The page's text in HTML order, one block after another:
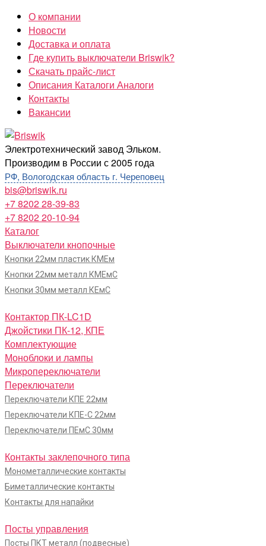
Перейти
содержимому
О компании
Новости
Доставка и оплата
Где купить выключатели Briswik?
Скачать прайс-лист
Описания Каталоги Аналоги
Контакты
Вакансии
Briswik
Электротехнический завод Эльком.
Производим в России с 2005 года
РФ, Вологодская область г. Череповец
bis@briswik.ru
+7 8202 28-39-83
+7 8202 20-10-94
Каталог
Выключатели кнопочные
Кнопки 22мм пластик КМЕм
Кнопки 22мм металл КМЕмС
Кнопки 30мм металл КЕмС
Контактор ПК-LC1D
Джойстики ПК-12, КПЕ
Комплектующие
Моноблоки и лампы
Микропереключатели
Переключатели
Переключатели КПЕ 22мм
Переключатели КПЕ-С 22мм
Переключатели ПЕмС 30мм
Контакты заклепочного типа
Монометаллические контакты
Биметаллические контакты
Контакты для напайки
Посты управления
Посты ПКТ металл (подвесные)